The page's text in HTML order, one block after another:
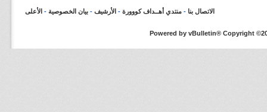
الاتصال بنا - منتدي أهــداف كووورة - الأرشيف - بيان الخصوصية - الأعلى
Powered by vBulletin® Copyright